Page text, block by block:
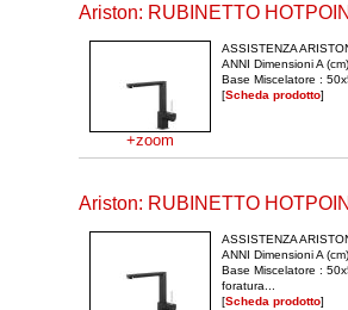
Ariston: RUBINETTO
+zoom
ASSISTENZA
ANNI Dimensioni A
Base Miscelatore :
[Scheda prodotto]
Ariston: RUBINETTO
ASSISTENZA
ANNI Dimensioni A
Base Miscelatore :
foratura...
[Scheda prodotto]